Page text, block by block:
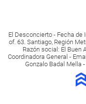
El Desconcierto - Fecha de
of. 63. Santiago, Región
Razón social: El Buen
Coordinadora General -
Gonzalo Badal Mella